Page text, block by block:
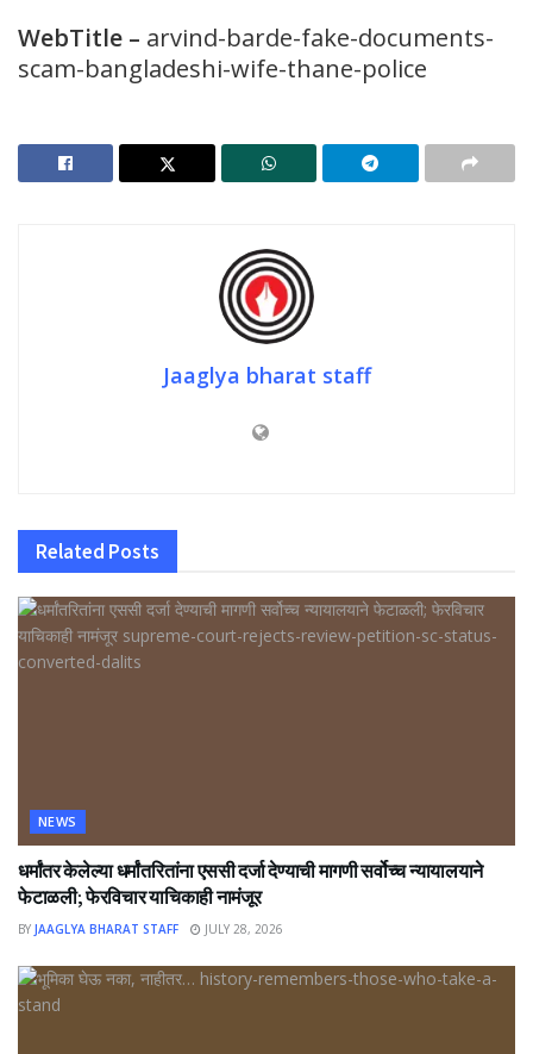
WebTitle – arvind-barde-fake-documents-
scam-bangladeshi-wife-thane-police
Jaaglya bharat staff
Related Posts
NEWS
धर्मांतर केलेल्या धर्मांतरितांना एससी दर्जा देण्याची मागणी सर्वोच्च न्यायालयाने
फेटाळली; फेरविचार याचिकाही नामंजूर
BY JAAGLYA BHARAT STAFF JULY 28, 2026